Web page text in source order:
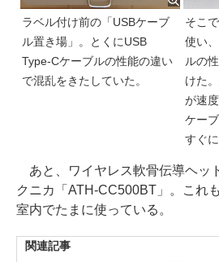
ラベル付け前の「USBケーブ
ル置き場」。とくにUSB
Type-Cケーブルの性能の違い
で混乱をきたしていた。
そこ
使い
ルの
けた
が速
ケー
すぐ
あと、ワイヤレス軟骨伝導ヘッ
クニカ「ATH-CC500BT」。これ
室内でたまに使っている。
関連記事